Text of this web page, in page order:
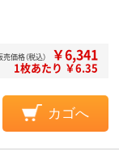
売価格（税込） ￥6,341
1枚あたり ￥6.35
カゴへ